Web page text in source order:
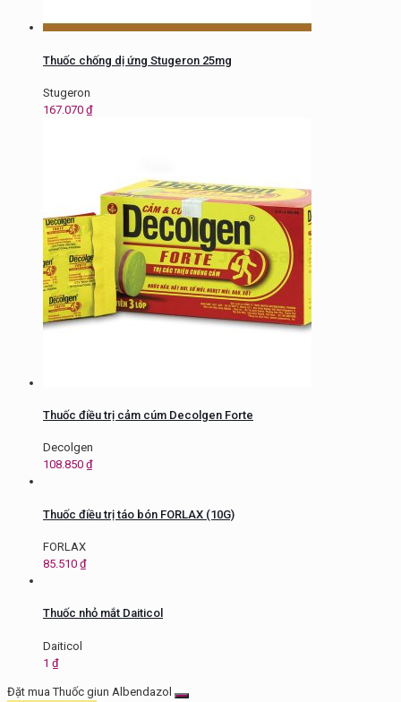
Thuốc chống dị ứng Stugeron 25mg
Stugeron
167.070 ₫
Thuốc điều trị cảm cúm Decolgen Forte
Decolgen
108.850 ₫
Thuốc điều trị táo bón FORLAX (10G)
FORLAX
85.510 ₫
Thuốc nhỏ mắt Daiticol
Daiticol
1 ₫
Đặt mua Thuốc giun Albendazol